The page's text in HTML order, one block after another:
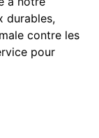
durables,
contre les
pour